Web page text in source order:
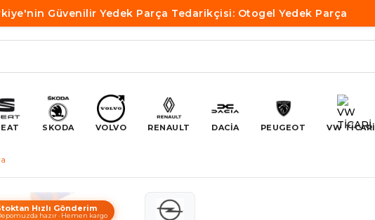
Güvenilir Yedek Parça Tedarikçisi: Otogel Yedek Parça
SKODA VOLVO RENAULT DACİA PEUGEOT VW TİCARİ
Hızlı Gönderim
hazır · Hemen kargo